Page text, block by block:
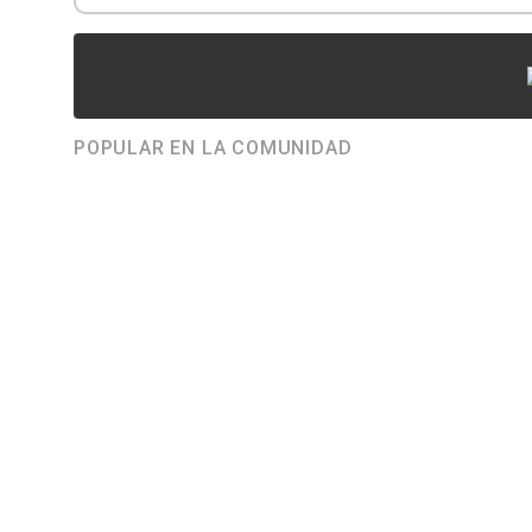
POPULAR EN LA COMUNIDAD